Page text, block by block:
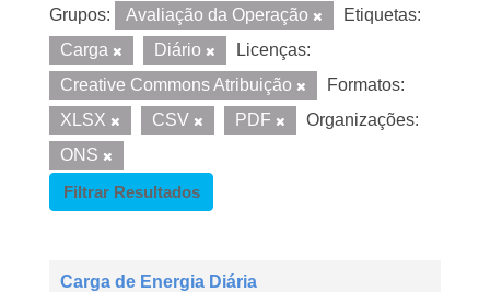
Grupos: Avaliação da Operação
Etiquetas:
Carga
Diário
Licenças:
Creative Commons Atribuição
Formatos:
XLSX
CSV PDF
Organizações:
ONS
Filtrar Resultados
Carga de Energia Diária